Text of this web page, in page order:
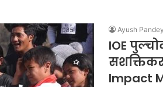
Ayush Pandey
IOE
Impact